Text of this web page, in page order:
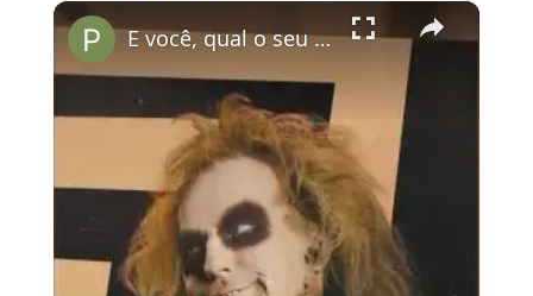
×
E você, qual o seu filme favorito de Tim Burton?